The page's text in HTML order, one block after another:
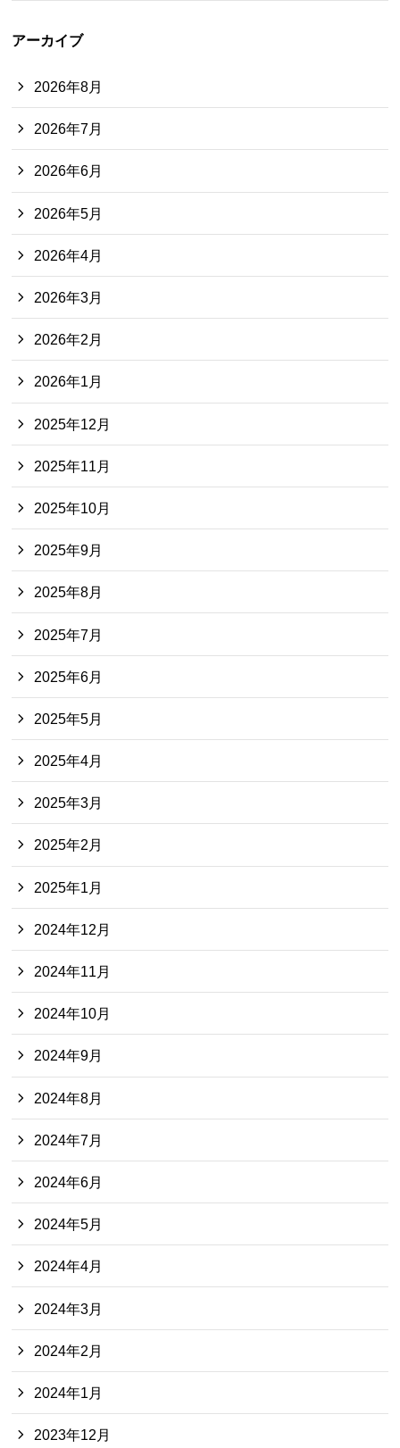
アーカイブ
2026年8月
2026年7月
2026年6月
2026年5月
2026年4月
2026年3月
2026年2月
2026年1月
2025年12月
2025年11月
2025年10月
2025年9月
2025年8月
2025年7月
2025年6月
2025年5月
2025年4月
2025年3月
2025年2月
2025年1月
2024年12月
2024年11月
2024年10月
2024年9月
2024年8月
2024年7月
2024年6月
2024年5月
2024年4月
2024年3月
2024年2月
2024年1月
2023年12月